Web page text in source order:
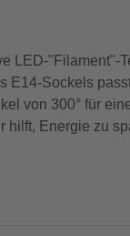
LED-"Filament"-
E14-Sockels
von 300° für
hilft, Energie zu